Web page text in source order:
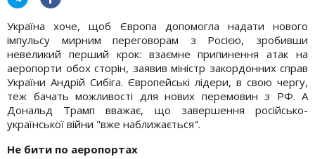
Україна хоче, щоб Європа допомогла надати нового
імпульсу мирним переговорам з Росією, зробивши
невеликий перший крок: взаємне припинення атак на
аеропорти обох сторін, заявив міністр закордонних справ
України Андрій Сибіга. Європейські лідери, в свою чергу,
теж бачать можливості для нових перемовин з РФ. А
Дональд Трамп вважає, що завершення російсько-
української війни "вже наближається".
Не бити по аеропортах